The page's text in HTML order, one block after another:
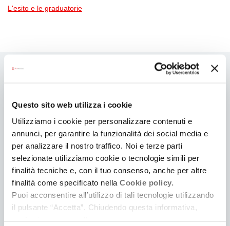
Questo sito web utilizza i cookie
Utilizziamo i cookie per personalizzare contenuti e
annunci, per garantire la funzionalità dei social media e
per analizzare il nostro traffico. Noi e terze parti
selezionate utilizziamo cookie o tecnologie simili per
finalità tecniche e, con il tuo consenso, anche per altre
finalità come specificato nella Cookie policy.
Puoi acconsentire all’utilizzo di tali tecnologie utilizzando
il pulsante “Accetta”. Chiudendo questa informativa,
L'esito e le graduatorie
può
interessare